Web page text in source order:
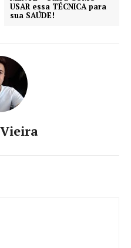
USAR essa TÉCNICA para
sua SAÚDE!